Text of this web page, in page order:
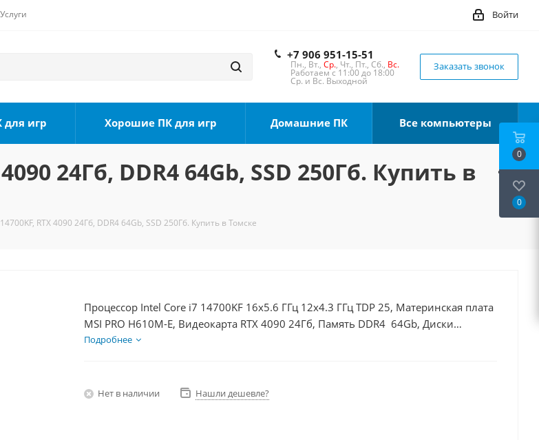
Услуги Войти
+7 906 951-15-51
Пн., Вт., Ср., Чт., Пт., Сб., Вс.
Работаем с 11:00 до 18:00
Ср. и Вс. Выходной
Заказать звонок
игр Хорошие ПК для игр Домашние ПК Все компьютеры
24Гб, DDR4 64Gb, SSD 250Гб. Купить в
RTX 4090 24Гб, DDR4 64Gb, SSD 250Гб. Купить в Томске
Процессор Intel Core i7 14700KF 16x5.6 ГГц 12x4.3 ГГц TDP 25, Материнская плата
MSI PRO H610M-E, Видеокарта RTX 4090 24Гб, Память DDR4 64Gb, Диски
SSD 250Гб, БП 850Вт
Подробнее
Нет в наличии Нашли дешевле?
0
0